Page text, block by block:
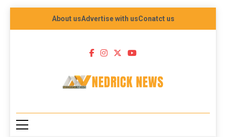
About usAdvertise with usConatct us
NEDRICK NEWS